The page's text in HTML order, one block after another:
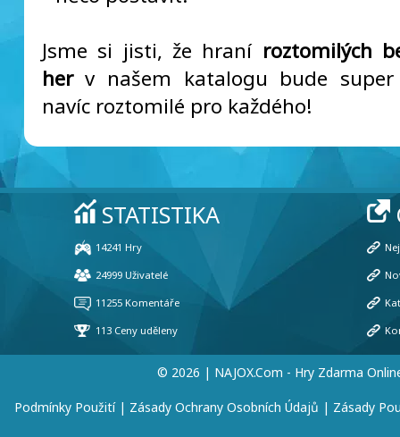
Jsme si jisti, že hraní roztomilých
herv našem katalogu bude super
navíc roztomilé pro každého!
© 2026 | NAJOX.com - Hry Zdarma
Podmínky Použití| Zásady Ochrany Osobních Údajů | Zásady